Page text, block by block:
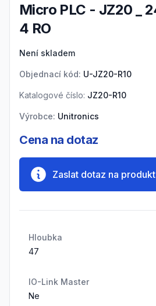
Micro PLC - JZ20 _ 24 V; DC; 6 DI;
4 RO
Není skladem
Objednací kód: U-JZ20-R10
Katalogové číslo: JZ20-R10
Výrobce: Unitronics
Cena na dotaz
Zaslat dotaz na produkt
Hloubka
47
IO-Link Master
Ne